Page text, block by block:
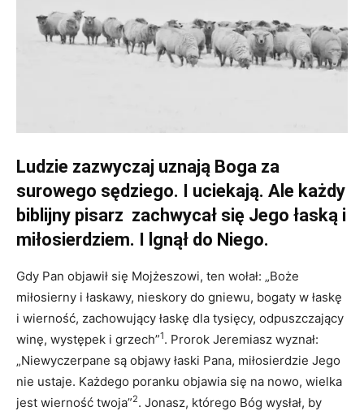
Ludzie zazwyczaj uznają Boga za
surowego sędziego. I uciekają. Ale każdy
biblijny pisarz zachwycał się Jego łaską i
miłosierdziem. I lgnął do Niego.
Gdy Pan objawił się Mojżeszowi, ten wołał: „Boże
miłosierny i łaskawy, nieskory do gniewu, bogaty w łaskę
i wierność, zachowujący łaskę dla tysięcy, odpuszczający
winę, występek i grzech”1. Prorok Jeremiasz wyznał:
„Niewyczerpane są objawy łaski Pana, miłosierdzie Jego
nie ustaje. Każdego poranku objawia się na nowo, wielka
jest wierność twoja”2. Jonasz, którego Bóg wysłał, by